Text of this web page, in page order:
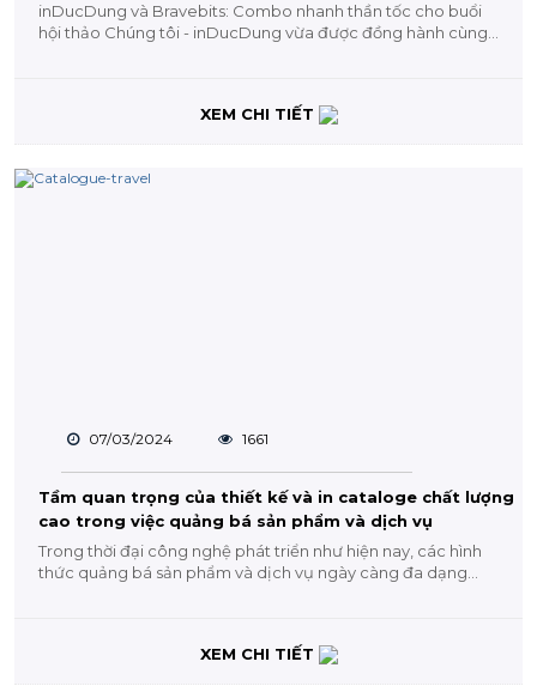
inDucDung và Bravebits: Combo nhanh thần tốc cho buổi
hội thảo Chúng tôi - inDucDung vừa được đồng hành cùng
XEM CHI TIẾT
07/03/2024 1661
Tầm quan trọng của thiết kế và in cataloge chất lượng
cao trong việc quảng bá sản phẩm và dịch vụ
Trong thời đại công nghệ phát triển như hiện nay, các hình
thức quảng bá sản phẩm và dịch vụ ngày càng đa dạng
XEM CHI TIẾT